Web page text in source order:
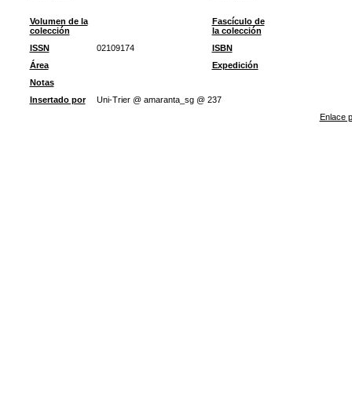
Volumen de la
colección
Fascículo de
la colección
ISSN
02109174
ISBN
Área
Expedición
Notas
Insertado por
Uni-Trier @ amaranta_sg @ 237
Enlace